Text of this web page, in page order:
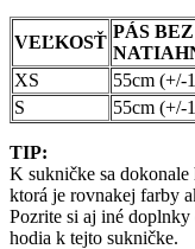
VEĽKOSŤ
PÁS
XS
55cm (+/-
S
55cm (+/-
TIP:
K sukničke sa dokonale
ktorá je rovnakej farby
Pozrite si aj iné doplnky
hodia k tejto sukničke.